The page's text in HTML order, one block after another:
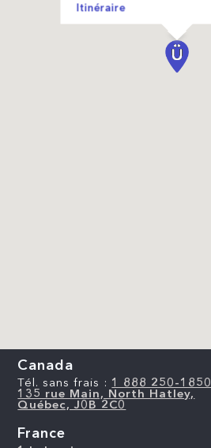
Itinéraire
Canada
Tél. sans frais : 1 888 250-1850
135 rue Main, North Hatley,
Québec, J0B 2C0
France